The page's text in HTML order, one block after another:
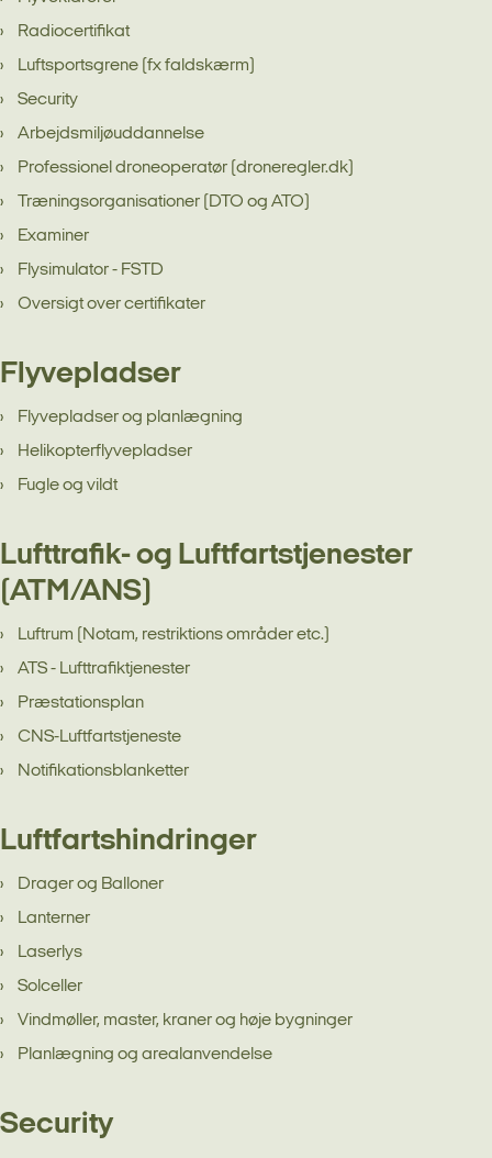
Radiocertifikat
Luftsportsgrene (fx faldskærm)
Security
Arbejdsmiljøuddannelse
Professionel droneoperatør (droneregler.dk)
Træningsorganisationer (DTO og ATO)
Examiner
Flysimulator - FSTD
Oversigt over certifikater
Flyvepladser
Flyvepladser og planlægning
Helikopterflyvepladser
Fugle og vildt
Lufttrafik- og Luftfartstjenester
(ATM/ANS)
Luftrum (Notam, restriktions områder etc.)
ATS - Lufttrafiktjenester
Præstationsplan
CNS-Luftfartstjeneste
Notifikationsblanketter
Luftfartshindringer
Drager og Balloner
Lanterner
Laserlys
Solceller
Vindmøller, master, kraner og høje bygninger
Planlægning og arealanvendelse
Security